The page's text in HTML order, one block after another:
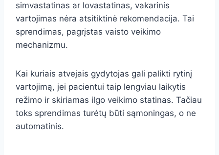
simvastatinas ar lovastatinas, vakarinis
vartojimas nėra atsitiktinė rekomendacija. Tai
sprendimas, pagrįstas vaisto veikimo
mechanizmu.
Kai kuriais atvejais gydytojas gali palikti rytinį
vartojimą, jei pacientui taip lengviau laikytis
režimo ir skiriamas ilgo veikimo statinas. Tačiau
toks sprendimas turėtų būti sąmoningas, o ne
automatinis.